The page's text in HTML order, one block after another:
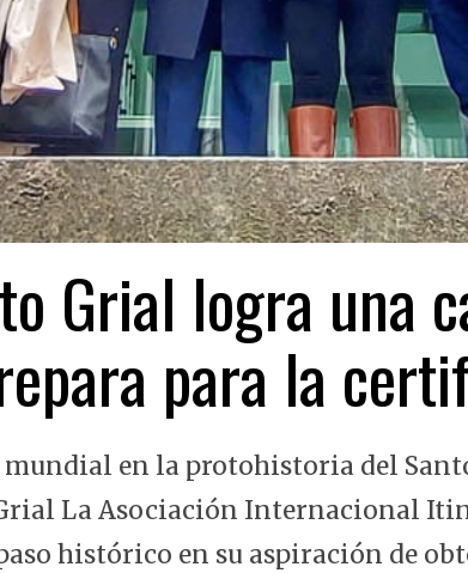
Grial logra una
para la
mundial en la protohistoria del
La Asociación Internacional
histórico en su aspiración de